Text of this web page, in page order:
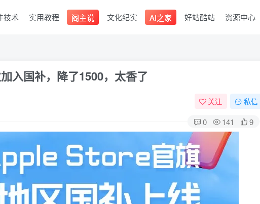
技术 实用教程 阁主说 文化纪实 AI之家 好站酷站 资源中心
入国补，降了1500，太香了
关注 私信
0 141 9